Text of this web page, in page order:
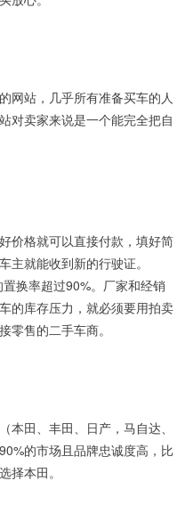
网站，几乎所有准备买车的人
对卖家来说是一个能完全把自
价格就可以直接付款，填好简
主就能收到新的行驶证。
置换率超过90%。厂家和经销
的库存压力，就必须要用拍卖
零售的二手车商。
本田、丰田、日产，马自达、
的市场且品牌忠诚度高，比
择本田。